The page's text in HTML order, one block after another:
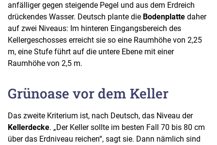
anfälliger gegen steigende Pegel und aus dem Erdreich
drückendes Wasser. Deutsch plante die Bodenplatte daher
auf zwei Niveaus: Im hinteren Eingangsbereich des
Kellergeschosses erreicht sie so eine Raumhöhe von 2,25
m, eine Stufe führt auf die untere Ebene mit einer
Raumhöhe von 2,5 m.
Grünoase vor dem Keller
Das zweite Kriterium ist, nach Deutsch, das Niveau der
Kellerdecke. „Der Keller sollte im besten Fall 70 bis 80 cm
über das Erdniveau reichen“, sagt sie. Dann nämlich sind